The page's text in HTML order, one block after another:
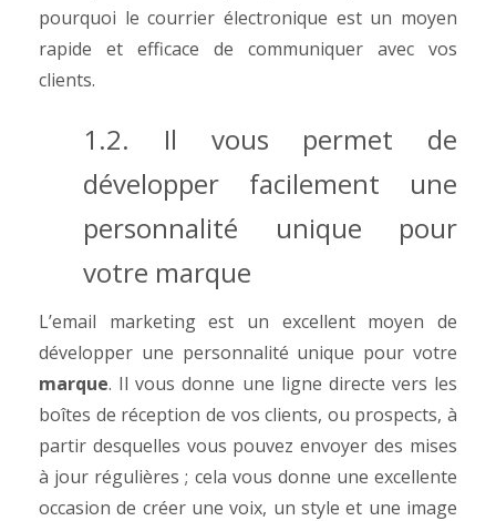
pourquoi le courrier électronique est un moyen
rapide et efficace de communiquer avec vos
clients.
1.2. Il vous permet de
développer facilement une
personnalité unique pour
votre marque
L’email marketing est un excellent moyen de
développer une personnalité unique pour votre
marque. Il vous donne une ligne directe vers les
boîtes de réception de vos clients, ou prospects, à
partir desquelles vous pouvez envoyer des mises
à jour régulières ; cela vous donne une excellente
occasion de créer une voix, un style et une image